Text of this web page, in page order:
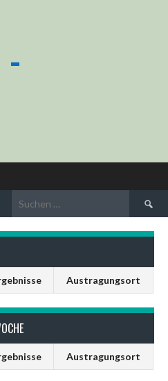
-
Suchen
nach:
Austragungsort
Austragungsort